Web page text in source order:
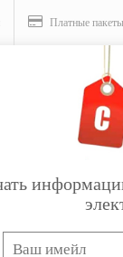
Платные пакеты